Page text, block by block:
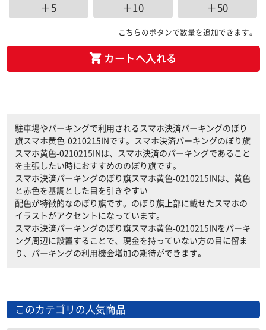
＋5 ＋10 ＋50
こちらのボタンで数量を追加できます。
カートへ入れる
駐車場やパーキングで利用されるスマホ決済パーキングのぼり
旗スマホ黄色-0210215INです。スマホ決済パーキングのぼり旗
スマホ黄色-0210215INは、スマホ決済のパーキングであること
を主張したい時におすすめののぼり旗です。
スマホ決済パーキングのぼり旗スマホ黄色-0210215INは、黄色
と赤色を基調とした目を引きやすい
配色が特徴的なのぼり旗です。のぼり旗上部に載せたスマホの
イラストがアクセントになっています。
スマホ決済パーキングのぼり旗スマホ黄色-0210215INをパーキ
ング周辺に設置することで、現金を持っていない方の目に留ま
り、パーキングの利用機会増加の期待ができます。
このカテゴリの人気商品